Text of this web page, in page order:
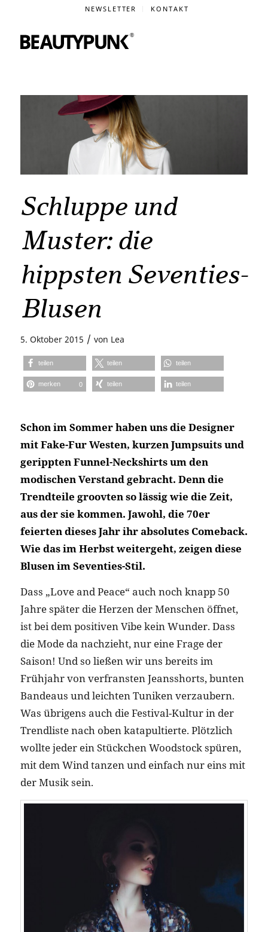
NEWSLETTER KONTAKT
Schluppe und
Muster: die
hippsten Seventies-
Blusen
5. Oktober 2015 / von Lea
teilen teilen teilen
merken 0 teilen teilen
Schon im Sommer haben uns die Designer
mit Fake-Fur Westen, kurzen Jumpsuits und
gerippten Funnel-Neckshirts um den
modischen Verstand gebracht. Denn die
Trendteile groovten so lässig wie die Zeit,
aus der sie kommen. Jawohl, die 70er
feierten dieses Jahr ihr absolutes Comeback.
Wie das im Herbst weitergeht, zeigen diese
Blusen im Seventies-Stil.
Dass „Love and Peace“ auch noch knapp 50
Jahre später die Herzen der Menschen öffnet,
ist bei dem positiven Vibe kein Wunder. Dass
die Mode da nachzieht, nur eine Frage der
Saison! Und so ließen wir uns bereits im
Frühjahr von verfransten Jeansshorts, bunten
Bandeaus und leichten Tuniken verzaubern.
Was übrigens auch die Festival-Kultur in der
Trendliste nach oben katapultierte. Plötzlich
wollte jeder ein Stückchen Woodstock spüren,
mit dem Wind tanzen und einfach nur eins mit
der Musik sein.